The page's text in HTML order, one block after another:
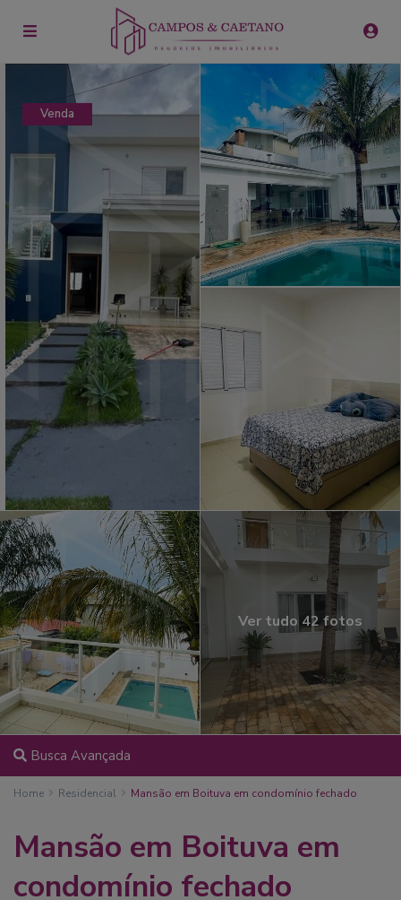
Venda
Ver tudo 42 fotos
Busca Avançada
Home Residencial Mansão em Boituva em condomínio fechado
Mansão em Boituva em
condomínio fechado